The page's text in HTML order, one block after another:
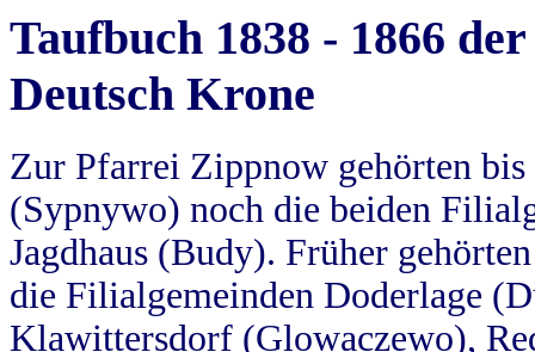
Taufbuch 1838 - 1866
Deutsch Krone
Zur Pfarrei Zippnow gehörten
(Sypnywo) noch die beiden
Jagdhaus (Budy). Früher
die Filialgemeinden Doderlage
Klawittersdorf (Glowaczewo),